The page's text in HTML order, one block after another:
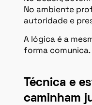
No ambiente
autoridade e
A lógica é a
forma comunica.
Técnica e
caminham